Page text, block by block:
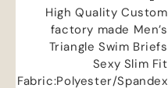
High Quality Custom
factory made Men’s
Triangle Swim Briefs
Sexy Slim Fit
Fabric:Polyester/Spandex